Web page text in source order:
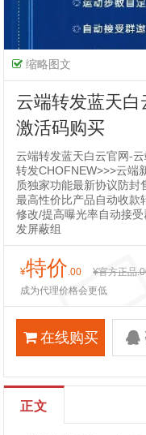
缩略图文
云端转发蓝天
激活码购买
云端转发蓝天白云官网-
转发CHOFNEW>>>云端
质独家功能最新协议防封
最高性价比产品自动收
修改/提高曝光率自动接
发屏蔽组
¥特价.00 ¥官方正品
成为代理价格会更低
在线购买
正文